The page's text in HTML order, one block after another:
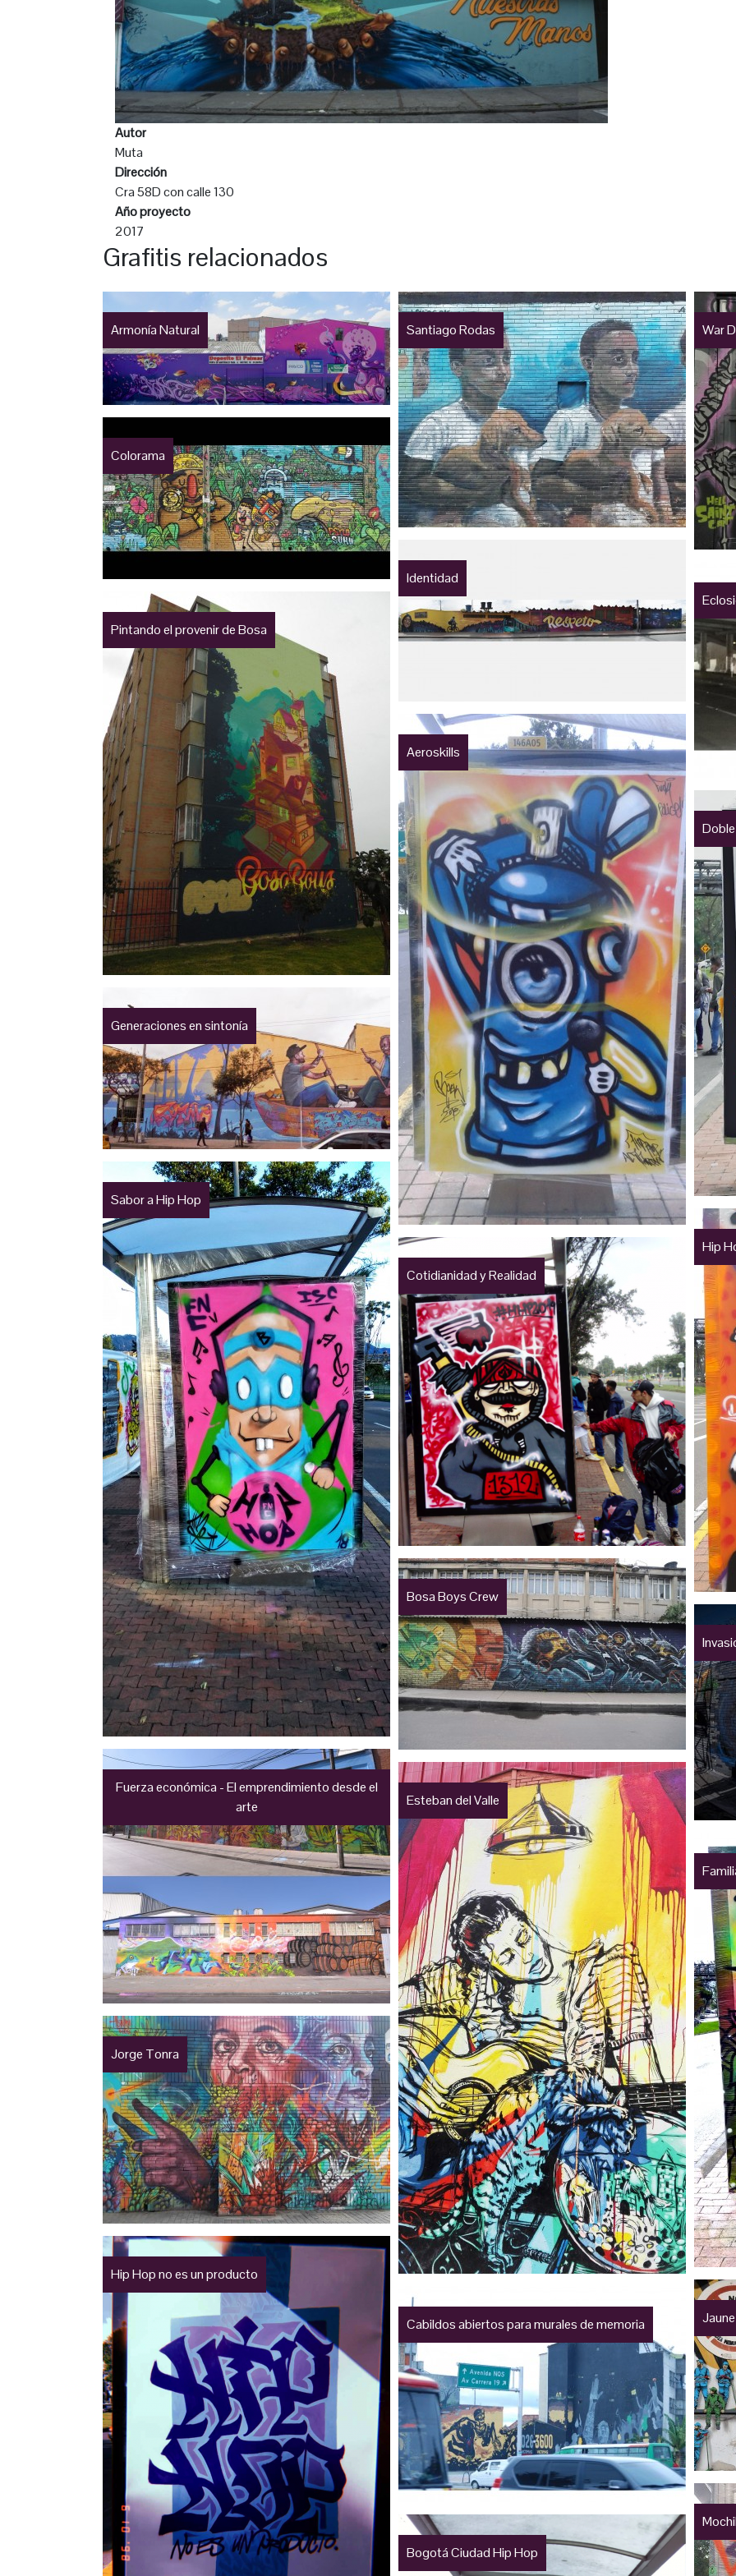
Autor
Muta
Dirección
Cra 58D con calle 130
Año proyecto
2017
Grafitis relacionados
Armonía Natural Santiago Rodas War
Colorama
Identidad
Pintando el provenir de Bosa
Aeroskills
Generaciones en sintonía
Sabor a Hip Hop
Hip
Cotidianidad y Realidad
Bosa Boys Crew
Fuerza económica - El emprendimiento desde el
arte
Esteban del Valle
Jorge Tonra
Hip Hop no es un producto
Jaune
Cabildos abiertos para murales de memoria
Bogotá Ciudad Hip Hop